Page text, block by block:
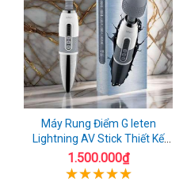
Máy Rung Điểm G leten
Lightning AV Stick Thiết Kế
Thông Minh
1.500.000₫